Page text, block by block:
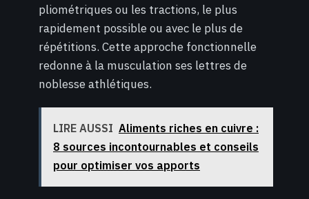
pliométriques ou les tractions, le plus
rapidement possible ou avec le plus de
répétitions. Cette approche fonctionnelle
redonne à la musculation ses lettres de
noblesse athlétiques.
LIRE AUSSI Aliments riches en cuivre :
8 sources incontournables et conseils
pour optimiser vos apports